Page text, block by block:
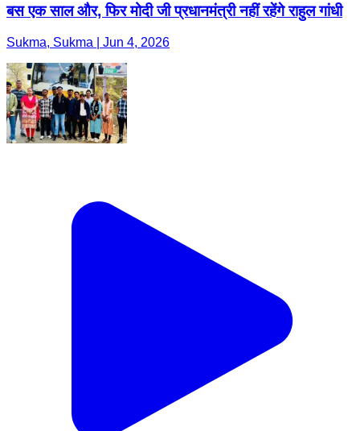
बस एक साल और, फिर मोदी जी प्रधानमंत्री नहीं रहेंगे राहुल गांधी
Sukma, Sukma | Jun 4, 2026